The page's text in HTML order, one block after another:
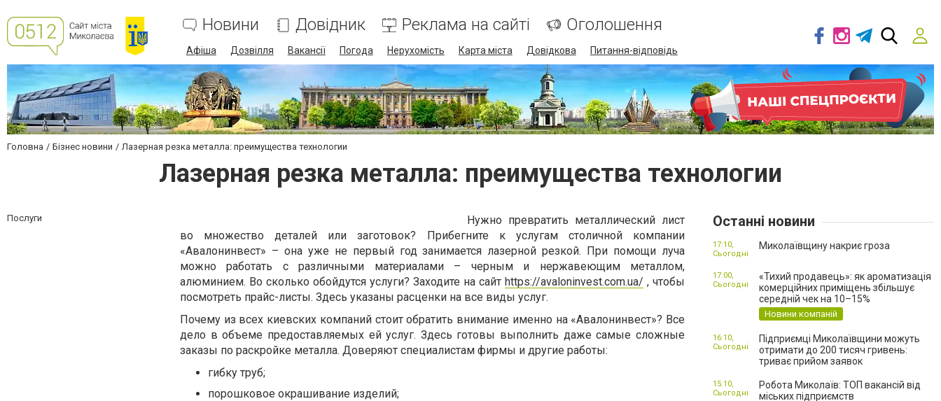
Новини Довідник Реклама на сайті Оголошення
Афіша Дозвілля Вакансії Погода Нерухомість Карта міста Довідкова Питання-відповідь
Головна Бізнес новини Лазерная резка металла: преимущества технологии
Лазерная резка металла: преимущества технологии
Послуги
Нужно превратить металлический лист
во множество деталей или заготовок? Прибегните к услугам столичной компании
«Авалонинвест» – она уже не первый год занимается лазерной резкой. При помощи луча
можно работать с различными материалами – черным и нержавеющим металлом,
алюминием. Во сколько обойдутся услуги? Заходите на сайт https://avaloninvest.com.ua/ , чтобы
посмотреть прайс-листы. Здесь указаны расценки на все виды услуг.
Почему из всех киевских компаний стоит обратить внимание именно на «Авалонинвест»? Все
дело в объеме предоставляемых ей услуг. Здесь готовы выполнить даже самые сложные
заказы по раскройке металла. Доверяют специалистам фирмы и другие работы:
гибку труб;
порошковое окрашивание изделий;
Останні новини
Миколаївщину накриє гроза
17:10,
Сьогодні
«Тихий продавець»: як ароматизація
комерційних приміщень збільшує
середній чек на 10–15%
Новини компаній
17:00,
Сьогодні
Підприємці Миколаївщини можуть
отримати до 200 тисяч гривень:
триває прийом заявок
16:10,
Сьогодні
Робота Миколаїв: ТОП вакансій від
міських підприємств
15:10,
Сьогодні